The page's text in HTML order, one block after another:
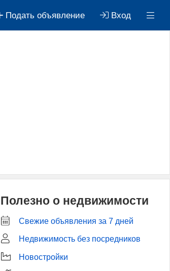
Подать объявление Вход
Полезно о недвижимости
Свежие объявления за 7 дней
Недвижимость без посредников
Новостройки